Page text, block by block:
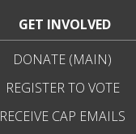
GET INVOLVED
DONATE (MAIN)
REGISTER TO VOTE
RECEIVE CAP EMAILS